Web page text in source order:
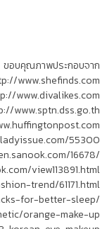
ขอบคุณภาพประกอบจาก
www.shefinds.com
www.divalikes.com
www.sptn.dss.go.th
55300
16678/
view113891.html
trend/61171.html
for-better-sleep/
orange-make-up